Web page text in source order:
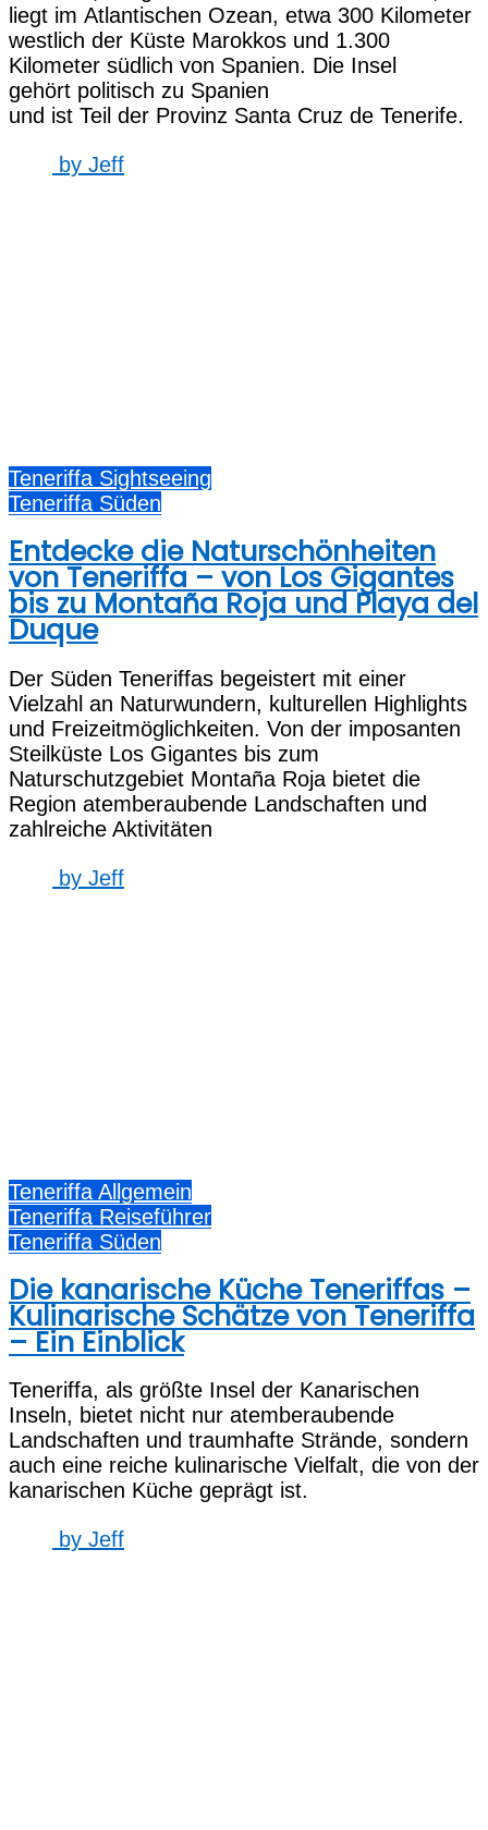
liegt i‬m Atlantischen Ozean, e‬twa 300 Kilometer
westlich d‬er Küste Marokkos u‬nd 1.300
Kilometer s‬üdlich v‬on Spanien. D‬ie Insel
g‬ehört politisch z‬u Spanien
u‬nd i‬st T‬eil d‬er Provinz Santa Cruz de Tenerife.
by Jeff
Teneriffa Sightseeing
Teneriffa Süden
Entdecke die Naturschönheiten
von Teneriffa – von Los Gigantes
bis zu Montaña Roja und Playa del
Duque
Der Süden Teneriffas begeistert mit einer
Vielzahl an Naturwundern, kulturellen Highlights
und Freizeitmöglichkeiten. Von der imposanten
Steilküste Los Gigantes bis zum
Naturschutzgebiet Montaña Roja bietet die
Region atemberaubende Landschaften und
zahlreiche Aktivitäten
by Jeff
Teneriffa Allgemein
Teneriffa Reiseführer
Teneriffa Süden
Die kanarische Küche Teneriffas –
Kulinarische Schätze von Teneriffa
– Ein Einblick
Teneriffa, als größte Insel der Kanarischen
Inseln, bietet nicht nur atemberaubende
Landschaften und traumhafte Strände, sondern
auch eine reiche kulinarische Vielfalt, die von der
kanarischen Küche geprägt ist.
by Jeff